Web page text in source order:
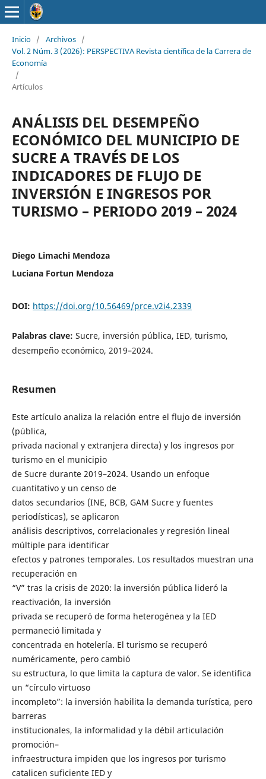
Inicio / Archivos /
Vol. 2 Núm. 3 (2026): PERSPECTIVA Revista científica de la Carrera de
Economía
/
Artículos
ANÁLISIS DEL DESEMPEÑO
ECONÓMICO DEL MUNICIPIO DE
SUCRE A TRAVÉS DE LOS
INDICADORES DE FLUJO DE
INVERSIÓN E INGRESOS POR
TURISMO – PERIODO 2019 – 2024
Diego Limachi Mendoza
Luciana Fortun Mendoza
DOI: https://doi.org/10.56469/prce.v2i4.2339
Palabras clave: Sucre, inversión pública, IED, turismo,
desempeño económico, 2019–2024.
Resumen
Este artículo analiza la relación entre el flujo de inversión
(pública,
privada nacional y extranjera directa) y los ingresos por
turismo en el municipio
de Sucre durante 2019–2024. Usando un enfoque
cuantitativo y un censo de
datos secundarios (INE, BCB, GAM Sucre y fuentes
periodísticas), se aplicaron
análisis descriptivos, correlacionales y regresión lineal
múltiple para identificar
efectos y patrones temporales. Los resultados muestran una
recuperación en
“V” tras la crisis de 2020: la inversión pública lideró la
reactivación, la inversión
privada se recuperó de forma heterogénea y la IED
permaneció limitada y
concentrada en hotelería. El turismo se recuperó
numéricamente, pero cambió
su estructura, lo que limita la captura de valor. Se identifica
un “círculo virtuoso
incompleto”: la inversión habilita la demanda turística, pero
barreras
institucionales, la informalidad y la débil articulación
promoción–
infraestructura impiden que los ingresos por turismo
catalicen suficiente IED y